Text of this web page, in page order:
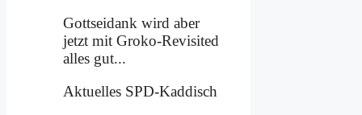
Gott­sei­dank wird aber
jetzt mit Gro­ko-Re­vi­si­ted
al­les gut...
Ak­tu­el­les SPD-Kad­disch